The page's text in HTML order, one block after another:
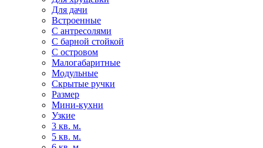
Для дачи
Встроенные
С антресолями
С барной стойкой
С островом
Малогабаритные
Модульные
Скрытые ручки
Размер
Мини-кухни
Узкие
3 кв. м.
5 кв. м.